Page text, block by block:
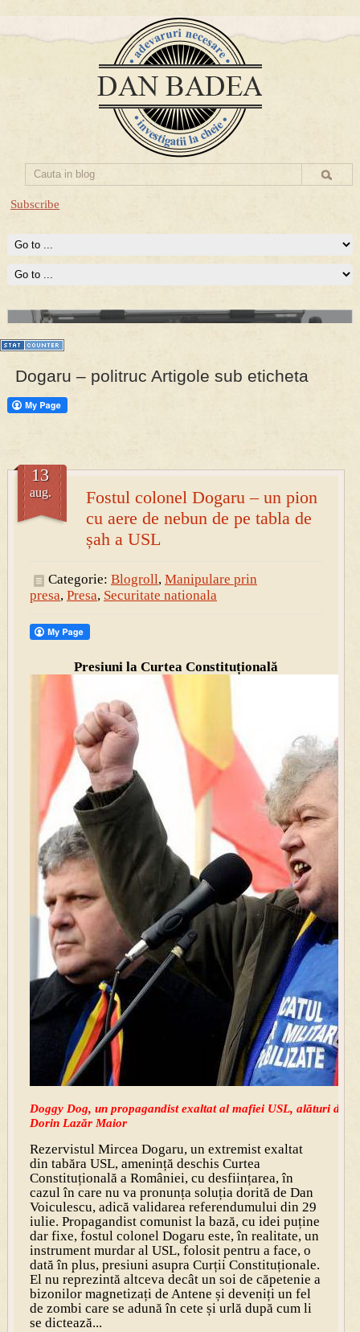
Subscribe
PRESA
Permise pentru vânătoarea de porci în costume, cu gulere albe
Prima mea carte publicata (Nemira)
Averea Presedintelui: prima lucrare despre controversatele
conturi secrete ale Securitatii.
Dogaru – politruc Artigole sub eticheta
Fostul colonel Dogaru – un pion
cu aere de nebun de pe tabla de
șah a USL
13
aug.
Categorie: Blogroll, Manipulare prin
presa, Presa, Securitate nationala
Presiuni la Curtea Constituțională
Doggy Dog, un propagandist exaltat al mafiei USL, alături de
Dorin Lazăr Maior
Rezervistul Mircea Dogaru, un extremist exaltat
din tabăra USL, amenință deschis Curtea
Constituțională a României, cu desființarea, în
cazul în care nu va pronunța soluția dorită de Dan
Voiculescu, adică validarea referendumului din 29
iulie. Propagandist comunist la bază, cu idei puține
dar fixe, fostul colonel Dogaru este, în realitate, un
instrument murdar al USL, folosit pentru a face, o
dată în plus, presiuni asupra Curții Constituționale.
El nu reprezintă altceva decât un soi de căpetenie a
bizonilor magnetizați de Antene și deveniți un fel
de zombi care se adună în cete și urlă după cum li
se dictează...